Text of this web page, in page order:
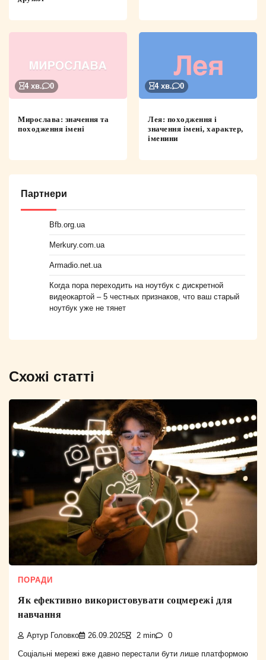
4 хв. 0
Мирослава: значення та
походження імені
4 хв. 0
Лея: походження і
значення імені, характер,
іменини
Партнери
Bfb.org.ua
Merkury.com.ua
Armadio.net.ua
Когда пора переходить на ноутбук с дискретной
видеокартой – 5 честных признаков, что ваш старый
ноутбук уже не тянет
Схожі статті
ПОРАДИ
Як ефективно використовувати соцмережі для
навчання
Артур Головко 26.09.2025 2 min 0
Соціальні мережі вже давно перестали бути лише платформою